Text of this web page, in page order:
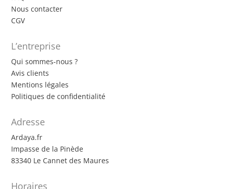
Nous contacter
CGV
L’entreprise
Qui sommes-nous ?
Avis clients
Mentions légales
Politiques de confidentialité
Adresse
Ardaya.fr
Impasse de la Pinède
83340 Le Cannet des Maures
Horaires